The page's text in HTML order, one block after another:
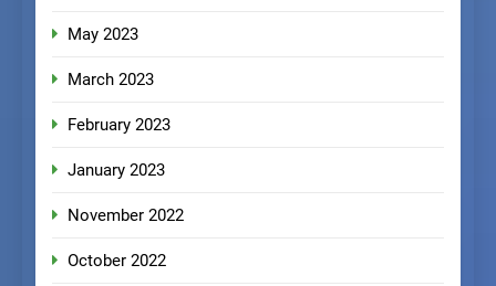
May 2023
March 2023
February 2023
January 2023
November 2022
October 2022